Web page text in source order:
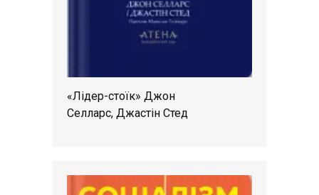
«Лідер-стоїк» Джон
Селларс, Джастін Стед